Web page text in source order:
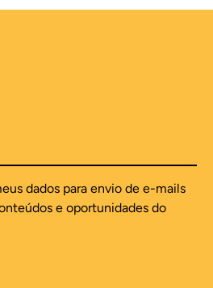
dados para envio de e-mails
e oportunidades do